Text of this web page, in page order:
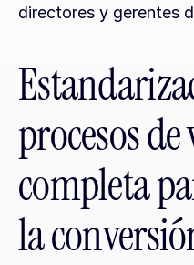
directores y gerentes
procesos
completa
la